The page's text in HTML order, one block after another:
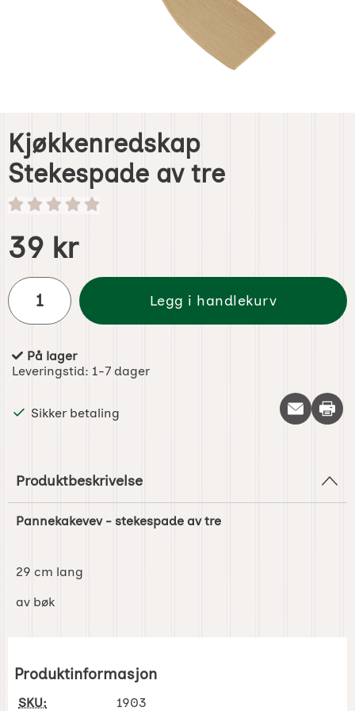
Kjøkkenredskap
Stekespade av tre
Handle dette produktet, Kjøkkenredskap Stekespade av
pris
39 kr
antall
Legg i handlekurv
Produkttilgjengelighet:
På lager
Leveringstid: 1-7 dager
Sikker betaling Skriv
Produktbeskrivelse
Pannekakevev - stekespade av tre
29 cm lang
av bøk
Produktinformasjon
SKU: 1903